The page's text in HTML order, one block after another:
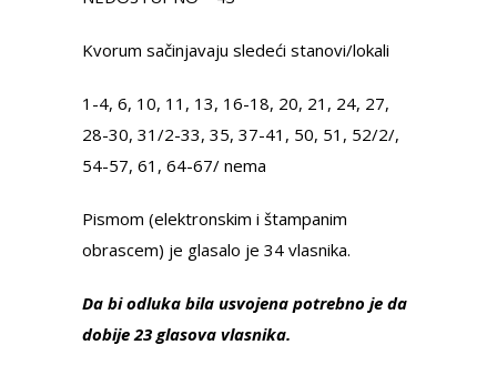
Kvorum sačinjavaju sledeći stanovi/lokali
1-4, 6, 10, 11, 13, 16-18, 20, 21, 24, 27,
28-30, 31/2-33, 35, 37-41, 50, 51, 52/2/,
54-57, 61, 64-67/ nema
Pismom (elektronskim i štampanim
obrascem) je glasalo je 34 vlasnika.
Da bi odluka bila usvojena potrebno je da
dobije 23 glasova vlasnika.